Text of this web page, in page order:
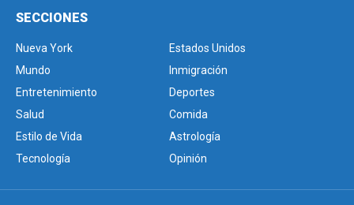
SECCIONES
Nueva York
Estados Unidos
Mundo
Inmigración
Entretenimiento
Deportes
Salud
Comida
Estilo de Vida
Astrología
Tecnología
Opinión